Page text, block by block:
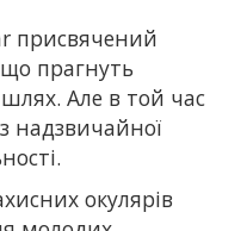
присвячений
прагнуть
Але в той час
надзвичайної
окулярів